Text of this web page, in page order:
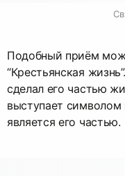
Подобный приём
“Крестьянская
сделал его частью
выступает символом
является его частью.